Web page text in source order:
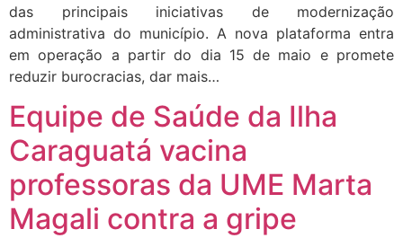
das principais iniciativas de modernização
administrativa do município. A nova plataforma entra
em operação a partir do dia 15 de maio e promete
reduzir burocracias, dar mais…
Equipe de Saúde da Ilha
Caraguatá vacina
professoras da UME Marta
Magali contra a gripe